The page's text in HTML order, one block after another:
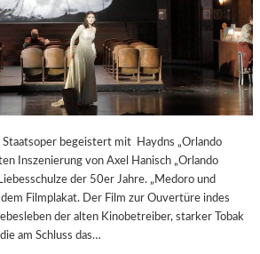
begeistert mit Haydns „Orlando
Inszenierung von Axel Hanisch „Orlando
der 50er Jahre. „Medoro und
Filmplakat. Der Film zur Ouvertüre indes
der alten Kinobetreiber, starker Tobak
am Schluss das…